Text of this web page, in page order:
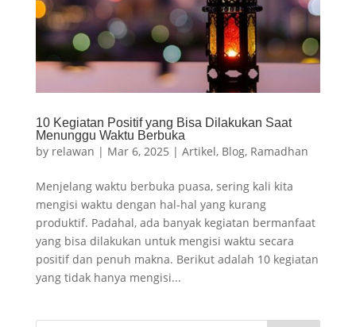
10 Kegiatan Positif yang Bisa Dilakukan Saat
Menunggu Waktu Berbuka
by relawan | Mar 6, 2025 | Artikel, Blog, Ramadhan
Menjelang waktu berbuka puasa, sering kali kita
mengisi waktu dengan hal-hal yang kurang
produktif. Padahal, ada banyak kegiatan bermanfaat
yang bisa dilakukan untuk mengisi waktu secara
positif dan penuh makna. Berikut adalah 10 kegiatan
yang tidak hanya mengisi...